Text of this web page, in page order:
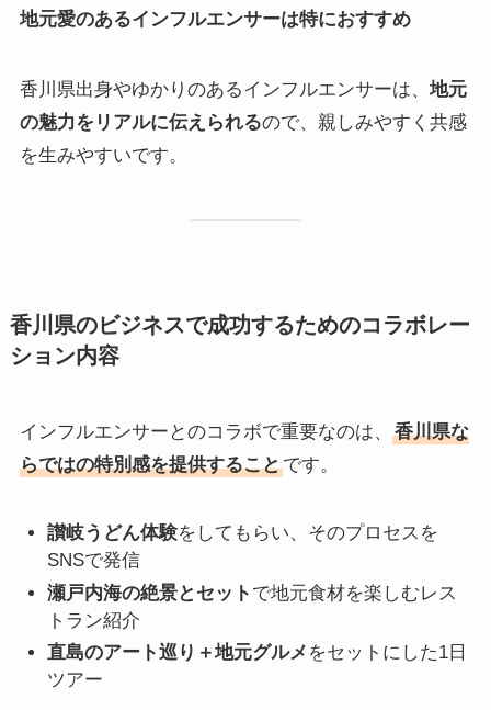
地元愛のあるインフルエンサーは特におすすめ
香川県出身やゆかりのあるインフルエンサーは、 地元
の魅力をリアルに伝えられるので、親しみやすく共感
を生みやすいです。
香川県のビジネスで成功するためのコラボレー
ション内容
インフルエンサーとのコラボで重要なのは、
香川県な
らではの特別感を提供することです。
讃岐うどん体験をしてもらい、そのプロセスを
SNSで発信
瀬戸内海の絶景とセット で地元食材を楽しむレス
トラン紹介
直島のアート巡り＋地元グルメ をセットにした1日
ツアー